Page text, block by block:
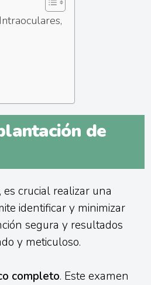
de
crucial realizar una
identificar y minimizar
segura y resultados
y meticuloso.
completo. Este examen